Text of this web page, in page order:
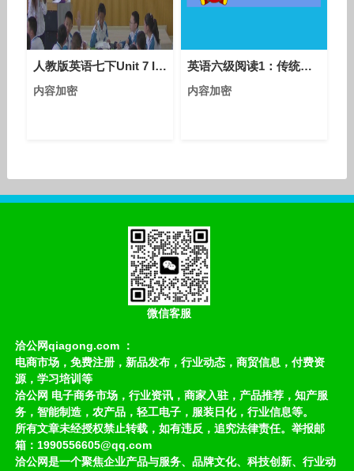
人教版英语七下Unit 7 It’s raining Section B 2a-2c课堂教学视频实录-瞿维
内容加密
英语六级阅读1：传统阅读极速解题技巧
内容加密
微信客服
洽公网qiagong.com ：
电商市场，免费注册，新品发布，行业动态，商贸信息，付费资
源，学习培训等
洽公网 电子商务市场，行业资讯，商家入驻，产品推荐，知产服
务，智能制造，农产品，轻工电子，服装日化，行业信息等。
所有文章未经授权禁止转载，如有违反，追究法律责任。举报邮
箱：1990556605@qq.com
洽公网是一个聚焦企业产品与服务、品牌文化、科技创新、行业动